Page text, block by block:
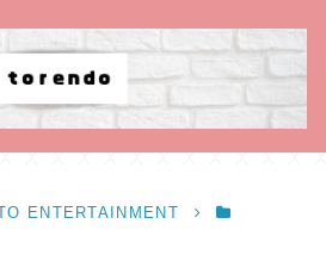
ENTERTAINMENT